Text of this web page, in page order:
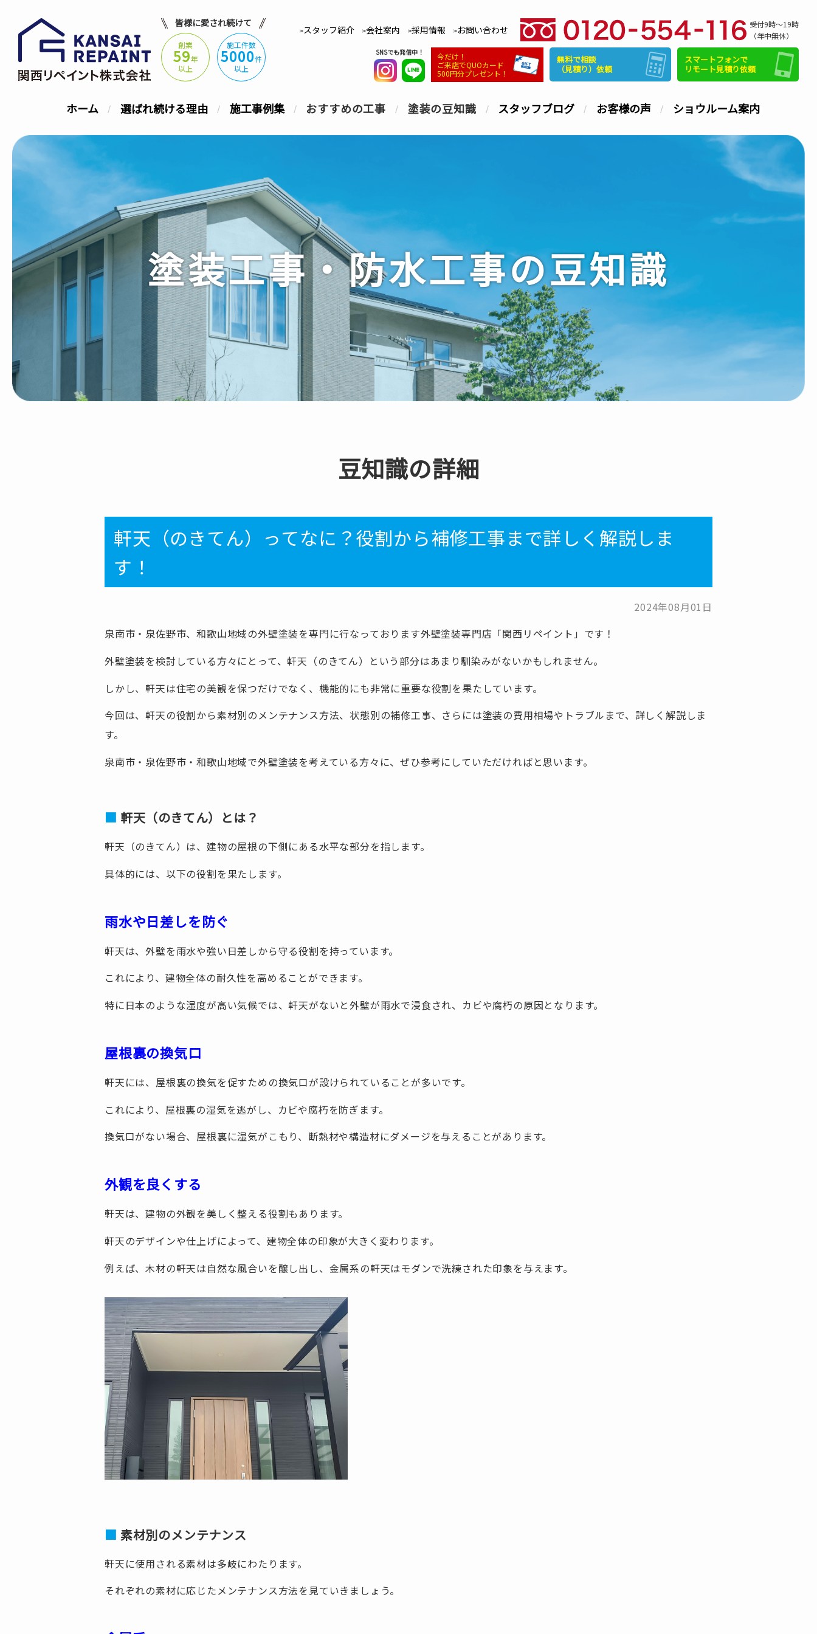
皆様に愛され続けて
創業
59年
以上
施工件数
5000件
以上
スタッフ紹介 会社案内 採用情報 お問い合わせ
受付9時～19時
（年中無休）
SNSでも発信中！
今だけ！
ご来店でQUOカード
500円分プレゼント！
無料で相談
（見積り）依頼
スマートフォンで
リモート見積り依頼
ホーム 選ばれ続ける理由 施工事例集 おすすめの工事 塗装の豆知識 スタッフブログ お客様の声 ショウルーム案内
塗装工事・防水工事の豆知識
豆知識の詳細
軒天（のきてん）ってなに？役割から補修工事まで詳しく解説しま
す！
2024年08月01日
泉南市・泉佐野市、和歌山地域の外壁塗装を専門に行なっております外壁塗装専門店「関西リペイント」です！
外壁塗装を検討している方々にとって、軒天（のきてん）という部分はあまり馴染みがないかもしれません。
しかし、軒天は住宅の美観を保つだけでなく、機能的にも非常に重要な役割を果たしています。
今回は、軒天の役割から素材別のメンテナンス方法、状態別の補修工事、さらには塗装の費用相場やトラブルまで、詳しく解説しま
す。
泉南市・泉佐野市・和歌山地域で外壁塗装を考えている方々に、ぜひ参考にしていただければと思います。
軒天（のきてん）とは？
軒天（のきてん）は、建物の屋根の下側にある水平な部分を指します。
具体的には、以下の役割を果たします。
雨水や日差しを防ぐ
軒天は、外壁を雨水や強い日差しから守る役割を持っています。
これにより、建物全体の耐久性を高めることができます。
特に日本のような湿度が高い気候では、軒天がないと外壁が雨水で浸食され、カビや腐朽の原因となります。
屋根裏の換気口
軒天には、屋根裏の換気を促すための換気口が設けられていることが多いです。
これにより、屋根裏の湿気を逃がし、カビや腐朽を防ぎます。
換気口がない場合、屋根裏に湿気がこもり、断熱材や構造材にダメージを与えることがあります。
外観を良くする
軒天は、建物の外観を美しく整える役割もあります。
軒天のデザインや仕上げによって、建物全体の印象が大きく変わります。
例えば、木材の軒天は自然な風合いを醸し出し、金属系の軒天はモダンで洗練された印象を与えます。
素材別のメンテナンス
軒天に使用される素材は多岐にわたります。
それぞれの素材に応じたメンテナンス方法を見ていきましょう。